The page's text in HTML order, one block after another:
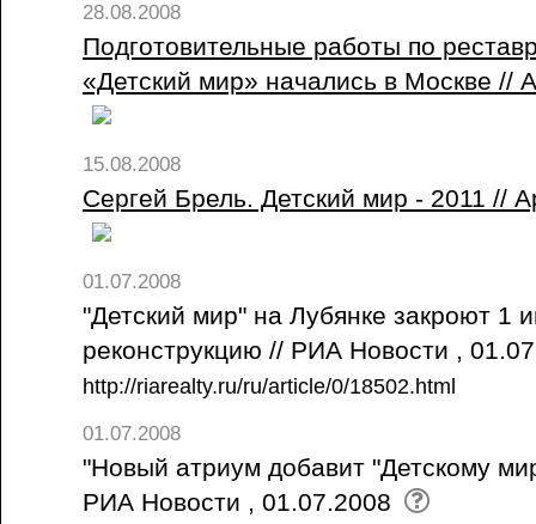
28.08.2008
Подготовительные работы по
«Детский мир» начались в Москве //
15.08.2008
Сергей Брель. Детский мир - 2011 //
01.07.2008
"Детский мир" на Лубянке закроют 1
реконструкцию // РИА Новости ,
http://riarealty.ru/ru/article/0/18502.html
01.07.2008
"Новый атриум добавит "Детскому
РИА Новости , 01.07.2008